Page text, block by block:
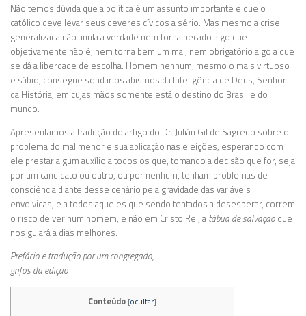
Não temos dúvida que a política é um assunto importante e que o
católico deve levar seus deveres cívicos a sério. Mas mesmo a crise
generalizada não anula a verdade nem torna pecado algo que
objetivamente não é, nem torna bem um mal, nem obrigatório algo a que
se dá a liberdade de escolha. Homem nenhum, mesmo o mais virtuoso
e sábio, consegue sondar os abismos da Inteligência de Deus, Senhor
da História, em cujas mãos somente está o destino do Brasil e do
mundo.
Apresentamos a tradução do artigo do Dr. Julián Gil de Sagredo sobre o
problema do mal menor e sua aplicação nas eleições, esperando com
ele prestar algum auxílio a todos os que, tomando a decisão que for, seja
por um candidato ou outro, ou por nenhum, tenham problemas de
consciência diante desse cenário pela gravidade das variáveis
envolvidas, e a todos aqueles que sendo tentados a desesperar, correm
o risco de ver num homem, e não em Cristo Rei, a tábua de salvação que
nos guiará a dias melhores.
Prefácio e tradução por um congregado,
grifos da edição
Conteúdo [ocultar]